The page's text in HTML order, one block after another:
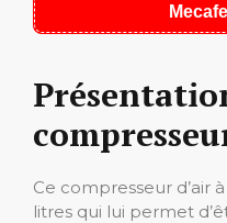
Ce compresseur d’air
litres qui lui permet